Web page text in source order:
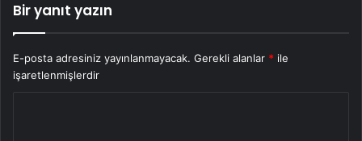
Bir yanıt yazın
E-posta adresiniz yayınlanmayacak. Gerekli alanlar * ile
işaretlenmişlerdir